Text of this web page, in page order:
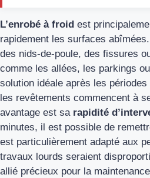
L’enrobé à froid est
rapidement les surfaces
des nids-de-poule, des fissures
comme les allées, les parkings
solution idéale après les périodes
les revêtements commencent à
avantage est sarapidité
minutes, il est possible de
est particulièrement adapté aux
travaux lourds seraient
allié précieux pour la